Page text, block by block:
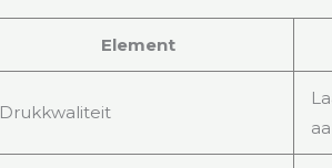
Element
Drukkwaliteit